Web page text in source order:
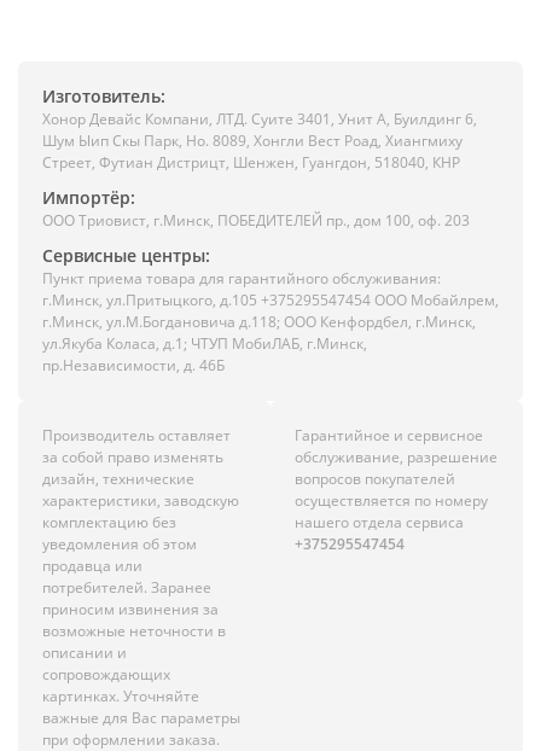
Изготовитель:
Хонор Девайс Компани, ЛТД. Суите 3401, Унит A, Буилдинг 6,
Шум Ыип Скы Парк, Но. 8089, Хонгли Вест Роад, Xиангмиху
Стреет, Футиан Дистрицт, Шенжен, Гуангдон, 518040, КНР
Импортёр:
ООО Триовист, г.Минск, ПОБЕДИТЕЛЕЙ пр., дом 100, оф. 203
Сервисные центры:
Пункт приема товара для гарантийного обслуживания:
г.Минск, ул.Притыцкого, д.105 +375295547454 ООО Мобайлрем,
г.Минск, ул.М.Богдановича д.118; ООО Кенфордбел, г.Минск,
ул.Якуба Коласа, д.1; ЧТУП МобиЛАБ, г.Минск,
пр.Независимости, д. 46Б
Производитель оставляет
за собой право изменять
дизайн, технические
характеристики, заводскую
комплектацию без
уведомления об этом
продавца или
потребителей. Заранее
приносим извинения за
возможные неточности в
описании и
сопровождающих
картинках. Уточняйте
важные для Вас параметры
при оформлении заказа.
Гарантийное и сервисное
обслуживание, разрешение
вопросов покупателей
осуществляется по номеру
нашего отдела сервиса
+375295547454